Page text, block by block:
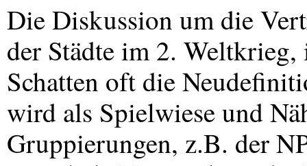
Die Diskussion um die
der Städte im 2. Weltkrieg,
Schatten oft die
wird als Spielwiese und
Gruppierungen, z.B. der